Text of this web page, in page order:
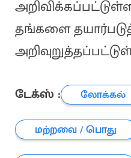
தங்களை
டேக்ஸ் :
லோக்கல்
மற்றவை / பொது